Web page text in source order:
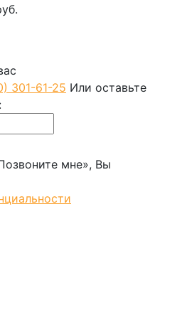
301-61-25 Или оставьте
мне», Вы